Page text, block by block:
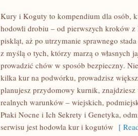
Kury i Koguty to kompendium dla osób,
hodowli drobiu – od pierwszych kroków
piskląt, aż po utrzymanie sprawnego
z myślą o tych, którzy marzą o własnych
prowadzić chów w sposób bezpieczny.
kilka kur na podwórku, prowadzisz
planujesz przydomowy kurnik,
realnych warunków – wiejskich,
Ptaki Nocne i Ich Sekrety i Genetyka,
serwisu jest hodowla kur i kogutów [